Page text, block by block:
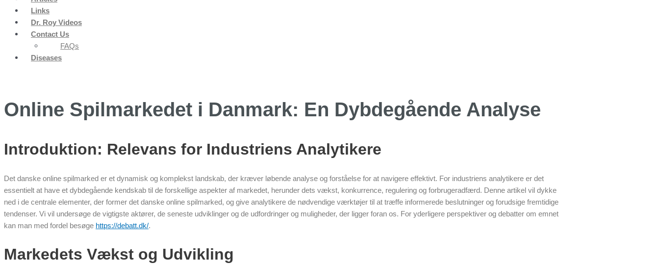
Links
Dr. Roy Videos
Contact Us
FAQs
Diseases
Online Spilmarkedet i Danmark: En Dybdegående Analyse
Introduktion: Relevans for Industriens Analytikere
Det danske online spilmarked er et dynamisk og komplekst landskab, der kræver løbende analyse og forståelse for at navigere effektivt. For industriens analytikere er det
essentielt at have et dybdegående kendskab til de forskellige aspekter af markedet, herunder dets vækst, konkurrence, regulering og forbrugeradfærd. Denne artikel vil dykke
ned i de centrale elementer, der former det danske online spilmarked, og give analytikere de nødvendige værktøjer til at træffe informerede beslutninger og forudsige fremtidige
tendenser. Vi vil undersøge de vigtigste aktører, de seneste udviklinger og de udfordringer og muligheder, der ligger foran os. For yderligere perspektiver og debatter om emnet
kan man med fordel besøge https://debatt.dk/.
Markedets Vækst og Udvikling